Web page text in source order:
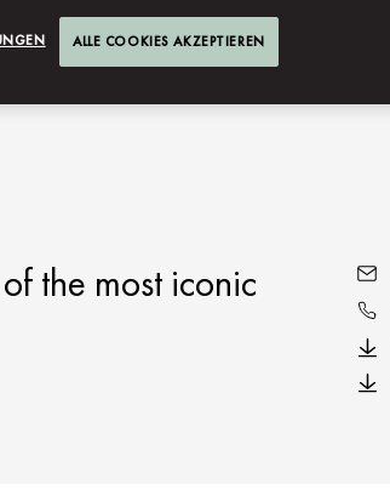
the most iconic
ALLE COOKIES AKZEPTIEREN